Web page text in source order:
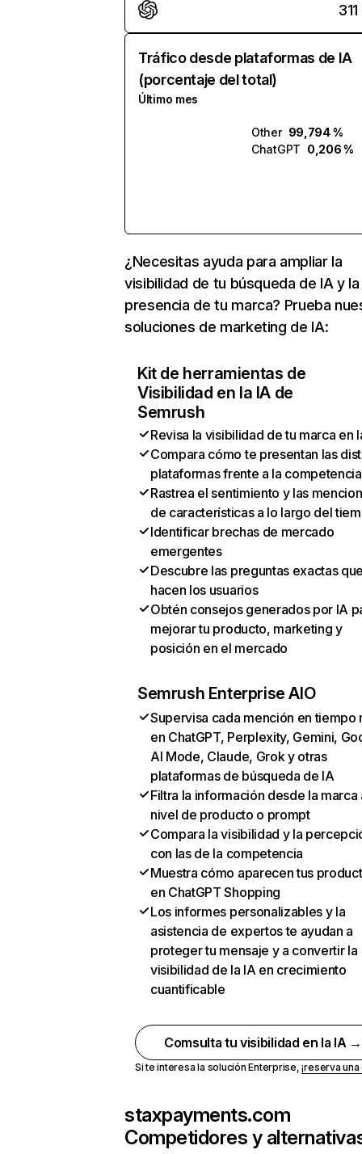
311
Tráfico desde plataformas de IA
(porcentaje del total)
Último mes
Other 99,794 %
ChatGPT 0,206 %
¿Necesitas ayuda para ampliar la
visibilidad de tu búsqueda de IA y la
presencia de tu marca? Prueba
soluciones de marketing de IA:
Kit de herramientas de
Visibilidad en la IA de
Semrush
Revisa la visibilidad de tu marca en
Compara cómo te presentan las
plataformas frente a la competencia
Rastrea el sentimiento y las
de características a lo largo del
Identificar brechas de mercado
emergentes
Descubre las preguntas exactas
hacen los usuarios
Obtén consejos generados por IA
mejorar tu producto, marketing y
posición en el mercado
Semrush Enterprise AIO
Supervisa cada mención en tiempo
en ChatGPT, Perplexity, Gemini,
AI Mode, Claude, Grok y otras
plataformas de búsqueda de IA
Filtra la información desde la marca
nivel de producto o prompt
Compara la visibilidad y la
con las de la competencia
Muestra cómo aparecen tus
en ChatGPT Shopping
Los informes personalizables y la
asistencia de expertos te ayudan a
proteger tu mensaje y a convertir la
visibilidad de la IA en crecimiento
cuantificable
Comsulta tu visibilidad en la IA →
Si te interesa la solución Enterprise,¡reserva
staxpayments.com
Competidores y